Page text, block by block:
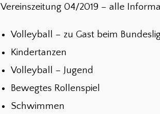
Vereinszeitung 04/2019 – alle
Volleyball – zu Gast beim
Kindertanzen
Volleyball – Jugend
Bewegtes Rollenspiel
Schwimmen